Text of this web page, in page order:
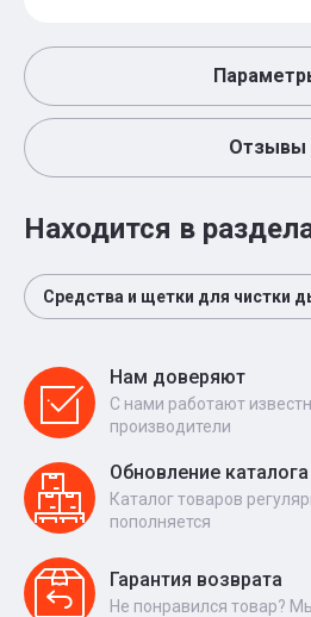
Отзывы
Находится в
Средства и щетки для чистки
Нам доверяют
С нами работают
производители
Обновление каталога
Каталог товаров
пополняется
Гарантия возврата
Не понравился товар?